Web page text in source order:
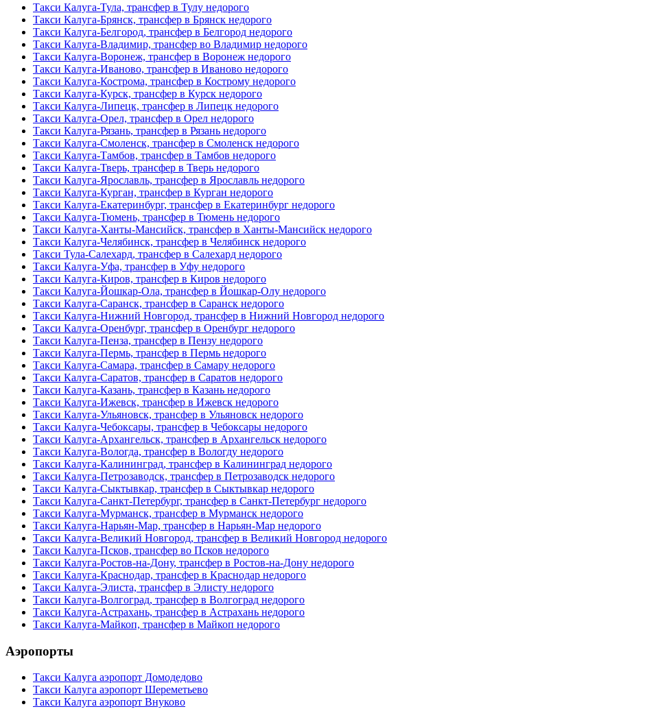
Такси Калуга-Тула, трансфер в Тулу недорого
Такси Калуга-Брянск, трансфер в Брянск недорого
Такси Калуга-Белгород, трансфер в Белгород недорого
Такси Калуга-Владимир, трансфер во Владимир недорого
Такси Калуга-Воронеж, трансфер в Воронеж недорого
Такси Калуга-Иваново, трансфер в Иваново недорого
Такси Калуга-Кострома, трансфер в Кострому недорого
Такси Калуга-Курск, трансфер в Курск недорого
Такси Калуга-Липецк, трансфер в Липецк недорого
Такси Калуга-Орел, трансфер в Орел недорого
Такси Калуга-Рязань, трансфер в Рязань недорого
Такси Калуга-Смоленск, трансфер в Смоленск недорого
Такси Калуга-Тамбов, трансфер в Тамбов недорого
Такси Калуга-Тверь, трансфер в Тверь недорого
Такси Калуга-Ярославль, трансфер в Ярославль недорого
Такси Калуга-Курган, трансфер в Курган недорого
Такси Калуга-Екатеринбург, трансфер в Екатеринбург недорого
Такси Калуга-Тюмень, трансфер в Тюмень недорого
Такси Калуга-Ханты-Мансийск, трансфер в Ханты-Мансийск недорого
Такси Калуга-Челябинск, трансфер в Челябинск недорого
Такси Тула-Салехард, трансфер в Салехард недорого
Такси Калуга-Уфа, трансфер в Уфу недорого
Такси Калуга-Киров, трансфер в Киров недорого
Такси Калуга-Йошкар-Ола, трансфер в Йошкар-Олу недорого
Такси Калуга-Саранск, трансфер в Саранск недорого
Такси Калуга-Нижний Новгород, трансфер в Нижний Новгород недорого
Такси Калуга-Оренбург, трансфер в Оренбург недорого
Такси Калуга-Пенза, трансфер в Пензу недорого
Такси Калуга-Пермь, трансфер в Пермь недорого
Такси Калуга-Самара, трансфер в Самару недорого
Такси Калуга-Саратов, трансфер в Саратов недорого
Такси Калуга-Казань, трансфер в Казань недорого
Такси Калуга-Ижевск, трансфер в Ижевск недорого
Такси Калуга-Ульяновск, трансфер в Ульяновск недорого
Такси Калуга-Чебоксары, трансфер в Чебоксары недорого
Такси Калуга-Архангельск, трансфер в Архангельск недорого
Такси Калуга-Вологда, трансфер в Вологду недорого
Такси Калуга-Калининград, трансфер в Калининград недорого
Такси Калуга-Петрозаводск, трансфер в Петрозаводск недорого
Такси Калуга-Сыктывкар, трансфер в Сыктывкар недорого
Такси Калуга-Санкт-Петербург, трансфер в Санкт-Петербург недорого
Такси Калуга-Мурманск, трансфер в Мурманск недорого
Такси Калуга-Нарьян-Мар, трансфер в Нарьян-Мар недорого
Такси Калуга-Великий Новгород, трансфер в Великий Новгород недорого
Такси Калуга-Псков, трансфер во Псков недорого
Такси Калуга-Ростов-на-Дону, трансфер в Ростов-на-Дону недорого
Такси Калуга-Краснодар, трансфер в Краснодар недорого
Такси Калуга-Элиста, трансфер в Элисту недорого
Такси Калуга-Волгоград, трансфер в Волгоград недорого
Такси Калуга-Астрахань, трансфер в Астрахань недорого
Такси Калуга-Майкоп, трансфер в Майкоп недорого
Аэропорты
Такси Калуга аэропорт Домодедово
Такси Калуга аэропорт Шереметьево
Такси Калуга аэропорт Внуково